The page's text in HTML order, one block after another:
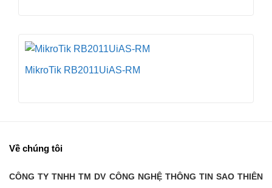
MikroTik RB2011UiAS-RM
Về chúng tôi
CÔNG TY TNHH TM DV CÔNG NGHỆ THÔNG TIN SAO THIÊN